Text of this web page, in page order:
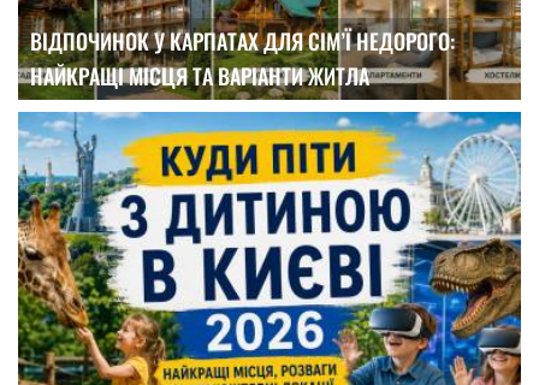
ВІДПОЧИНОК У КАРПАТАХ ДЛЯ СІМ’Ї НЕДОРОГО:
НАЙКРАЩІ МІСЦЯ ТА ВАРІАНТИ ЖИТЛА